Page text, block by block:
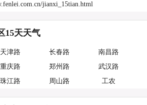
jianxi_15tian.html
15天天气
天津路 长春路
南昌路
重庆路 郑州路
武汉路
珠江路 周山路 工农